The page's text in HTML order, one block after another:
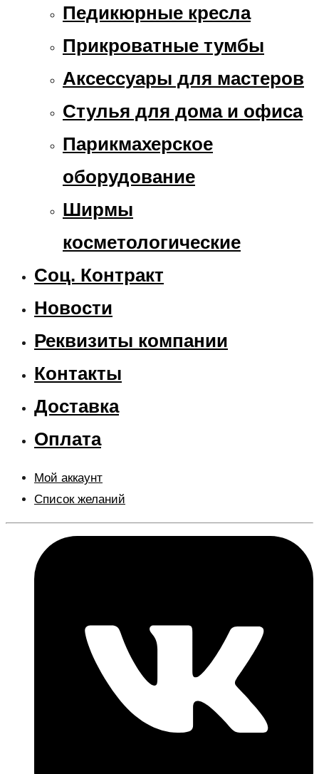
Педикюрные кресла
Прикроватные тумбы
Аксессуары для мастеров
Стулья для дома и офиса
Парикмахерское
оборудование
Ширмы
косметологические
Соц. Контракт
Новости
Реквизиты компании
Контакты
Доставка
Оплата
Мой аккаунт
Список желаний